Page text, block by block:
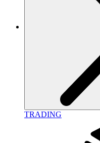
TRADING